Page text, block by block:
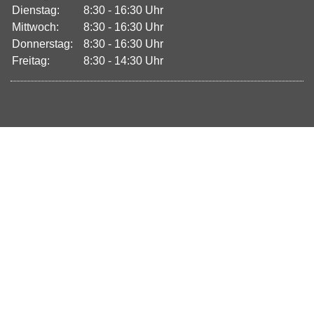
Dienstag:
8:30 - 16:30 Uhr
Mittwoch:
8:30 - 16:30 Uhr
Donnerstag:
8:30 - 16:30 Uhr
Freitag:
8:30 - 14:30 Uhr